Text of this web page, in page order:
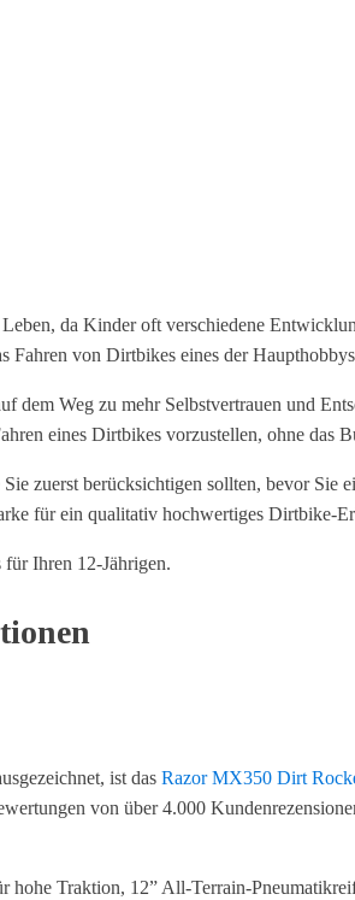
da Kinder oft verschiedene
Fahren von Dirtbikes eines der
dem Weg zu mehr Selbstvertrauen und
eines Dirtbikes vorzustellen, ohne das
zuerst berücksichtigen sollten, bevor Sie
für ein qualitativ hochwertiges Dirtbike-
für Ihren 12-Jährigen.
ist das Razor MX350 Dirt
von über 4.000
Traktion, 12” All-Terrain-